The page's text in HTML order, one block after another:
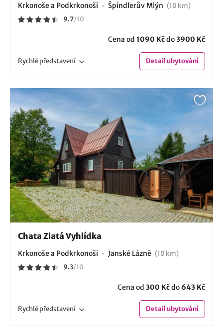
Krkonoše a Podkrkonoší Špindlerův Mlýn (10 km)
9.7/10
Cena od 1090 Kčdo3900 Kč
Rychlépředstavení Detailubytování
Chata Zlatá Vyhlídka
Krkonoše a Podkrkonoší Janské Lázně (10 km)
9.3/10
Cena od 300 Kčdo 643 Kč
Rychlépředstavení Detailubytování